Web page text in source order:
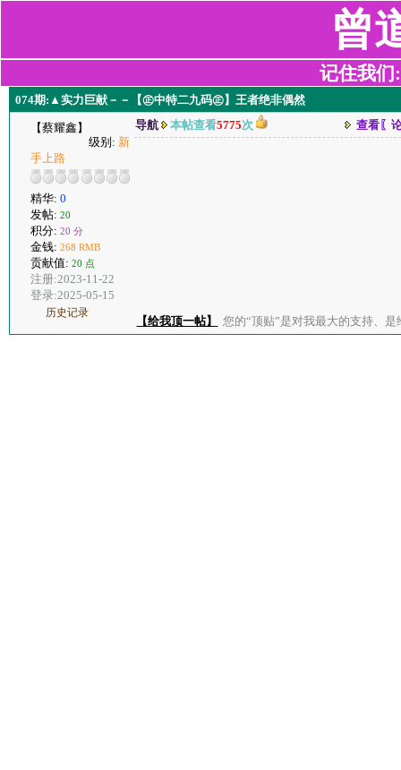
曾
记住我们
074期:▲实力巨献－－【㊣中特二九码㊣】王者绝非偶然
【蔡耀鑫】
级别: 新
手上路
精华: 0
发帖: 20
积分: 20 分
金钱: 268 RMB
贡献值: 20 点
注册:2023-11-22
登录:2025-05-15
历史记录
导航 本帖查看5775次 查看〖
【给我顶一帖】 您的“顶贴”是对我最大的支持、